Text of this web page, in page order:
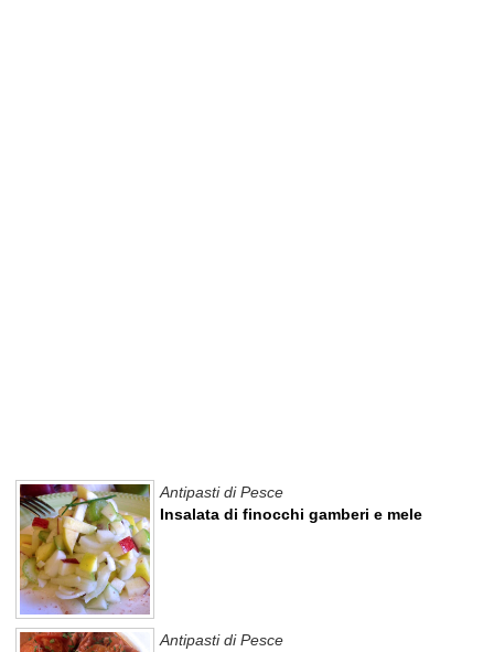
Insalata di finocchi gamberi e mele
Antipasti di Pesce
Antipasti di Pesce